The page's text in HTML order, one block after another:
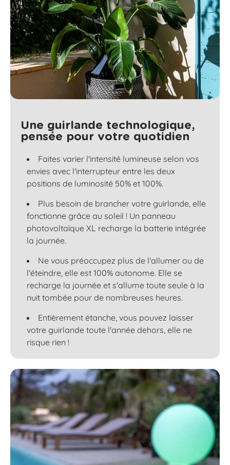
Une guirlande technologique,
pensée pour votre quotidien
Faites varier l'intensité lumineuse selon vos
envies avec l'interrupteur entre les deux
positions de luminosité 50% et 100%.
Plus besoin de brancher votre guirlande, elle
fonctionne grâce au soleil ! Un panneau
photovoltaïque XL recharge la batterie intégrée
la journée.
Ne vous préoccupez plus de l'allumer ou de
l'éteindre, elle est 100% autonome. Elle se
recharge la journée et s'allume toute seule à la
nuit tombée pour de nombreuses heures.
Entièrement étanche, vous pouvez laisser
votre guirlande toute l'année dehors, elle ne
risque rien !